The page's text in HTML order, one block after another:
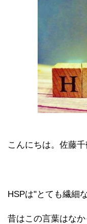
こんにちは。佐藤千
HSPは"とても繊細
昔はこの言葉はなか